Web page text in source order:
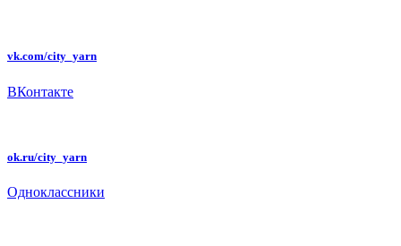
vk.com/city_yarn
ВКонтакте
ok.ru/city_yarn
Одноклассники